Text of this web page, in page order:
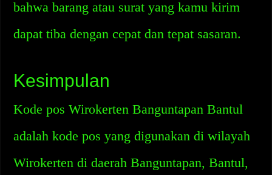
bahwa barang atau surat yang kamu kirim
dapat tiba dengan cepat dan tepat sasaran.
Kesimpulan
Kode pos Wirokerten Banguntapan Bantul
adalah kode pos yang digunakan di wilayah
Wirokerten di daerah Banguntapan, Bantul,